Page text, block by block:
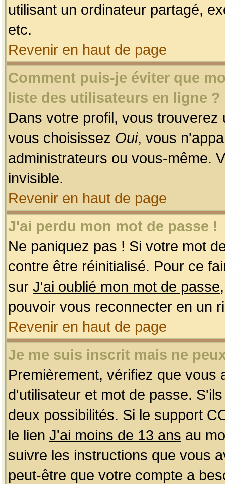
utilisant un ordinateur partagé,
etc.
Revenir en haut de page
Comment puis-je éviter que
liste des utilisateurs en ligne ?
Dans votre profil, vous
vous choisissez Oui, vous
administrateurs ou vous-même.
invisible.
Revenir en haut de page
J'ai perdu mon mot de passe !
Ne paniquez pas ! Si votre mot
contre être réinitialisé. Pour ce
sur J'ai oublié mon mot de passe
pouvoir vous reconnecter en un
Revenir en haut de page
Je me suis inscrit mais ne
Premièrement, vérifiez que
d'utilisateur et mot de passe.
deux possibilités. Si le support
le lien J'ai moins de 13 ans au
suivre les instructions que vous
peut-être que votre compte a